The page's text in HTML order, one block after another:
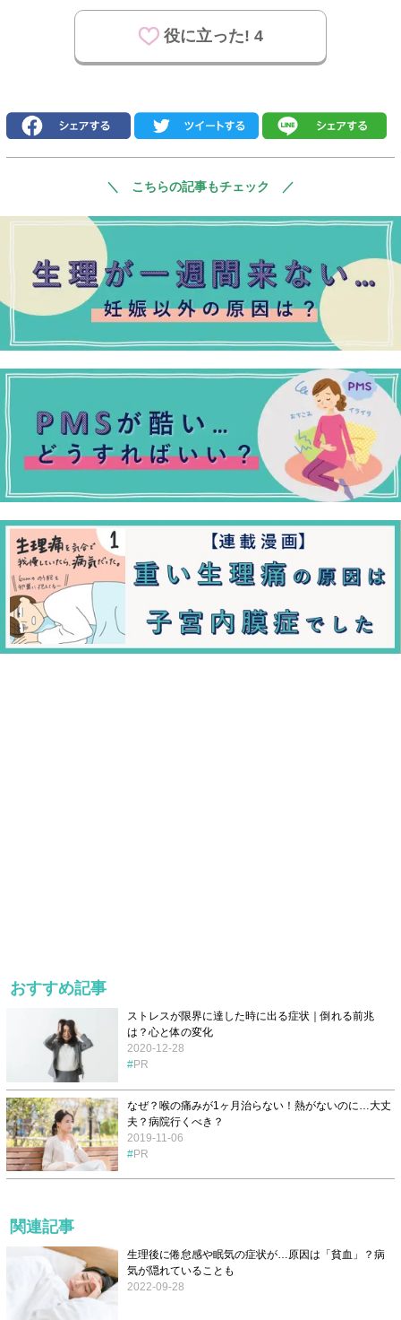
役に立った! 4
＼ こちらの記事もチェック ／
おすすめ記事
ストレスが限界に達した時に出る症状｜倒れる前兆
は？心と体の変化
2020-12-28
PR
なぜ？喉の痛みが1ヶ月治らない！熱がないのに…大丈
夫？病院行くべき？
2019-11-06
PR
関連記事
生理後に倦怠感や眠気の症状が…原因は「貧血」？病
気が隠れていることも
2022-09-28